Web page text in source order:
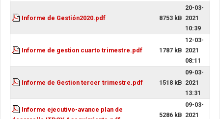
Informe de Gestión2020.pdf 8753 kB
20-03-
2021
10:39
Informe de gestion cuarto trimestre.pdf 1787 kB
12-03-
2021
08:11
Informe de Gestion tercer trimestre.pdf 1518 kB
09-03-
2021
13:31
Informe ejecutivo-avance plan de
5286 kB
09-03-
2021